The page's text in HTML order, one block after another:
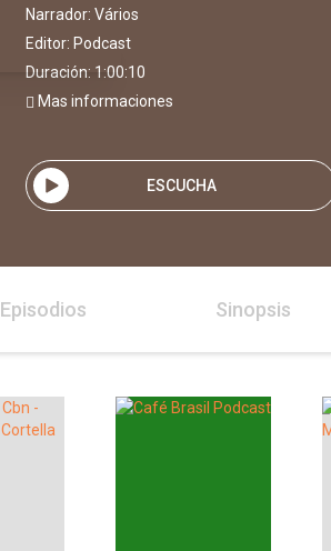
Narrador: Vários
Editor: Podcast
Duración: 1:00:10
Mas informaciones
ESCUCHA
Episodios Sinopsis